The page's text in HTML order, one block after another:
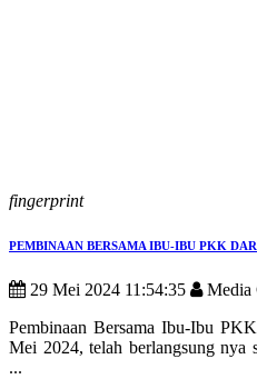
fingerprint
PEMBINAAN BERSAMA IBU-IBU PKK
29 Mei 2024 11:54:35
Media
Pembinaan Bersama Ibu-Ibu
Mei 2024, telah berlangsung nya
...